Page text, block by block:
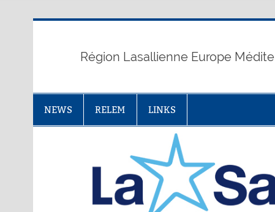
Région Lasallienne Europe
NEWS RELEM LINKS